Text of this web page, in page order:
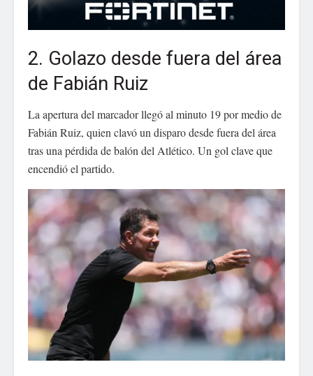
2. Golazo desde fuera del área
de Fabián Ruiz
La apertura del marcador llegó al minuto 19 por medio de
Fabián Ruiz, quien clavó un disparo desde fuera del área
tras una pérdida de balón del Atlético. Un gol clave que
encendió el partido.